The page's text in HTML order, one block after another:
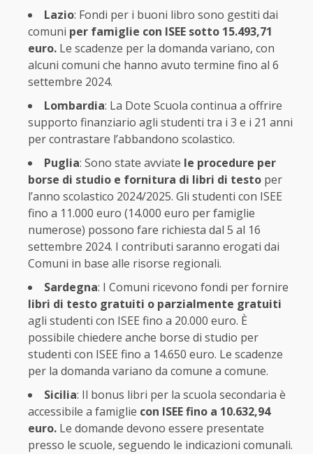
Lazio: Fondi per i buoni libro sono gestiti dai
comuni per famiglie con ISEE sotto 15.493,71
euro. Le scadenze per la domanda variano, con
alcuni comuni che hanno avuto termine fino al 6
settembre 2024.
Lombardia: La Dote Scuola continua a offrire
supporto finanziario agli studenti tra i 3 e i 21 anni
per contrastare l’abbandono scolastico.
Puglia: Sono state avviate le procedure per
borse di studio e fornitura di libri di testo per
l’anno scolastico 2024/2025. Gli studenti con ISEE
fino a 11.000 euro (14.000 euro per famiglie
numerose) possono fare richiesta dal 5 al 16
settembre 2024. I contributi saranno erogati dai
Comuni in base alle risorse regionali.
Sardegna: I Comuni ricevono fondi per fornire
libri di testo gratuiti o parzialmente gratuiti
agli studenti con ISEE fino a 20.000 euro. È
possibile chiedere anche borse di studio per
studenti con ISEE fino a 14.650 euro. Le scadenze
per la domanda variano da comune a comune.
Sicilia: Il bonus libri per la scuola secondaria è
accessibile a famiglie con ISEE fino a 10.632,94
euro. Le domande devono essere presentate
presso le scuole, seguendo le indicazioni comunali.